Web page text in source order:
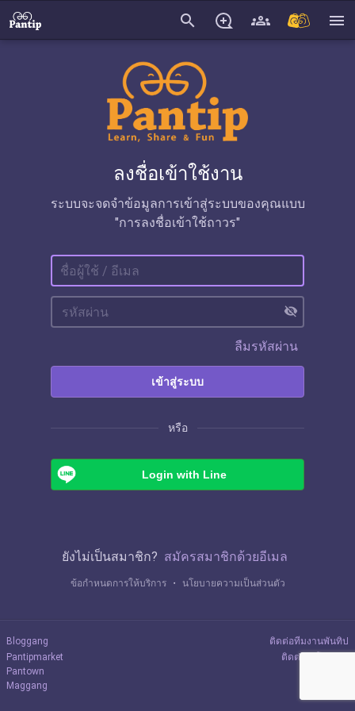
search menu
ลงชื่อเข้าใช้งาน
ระบบจะจดจำข้อมูลการเข้าสู่ระบบของคุณแบบ
"การลงชื่อเข้าใช้ถาวร"
visibility_off
ลืมรหัสผ่าน
เข้าสู่ระบบ
หรือ
Login with Line
ยังไม่เป็นสมาชิก? สมัครสมาชิกด้วยอีเมล
ข้อกำหนดการให้บริการ ・ นโยบายความเป็นส่วนตัว
Bloggang
Pantipmarket
Pantown
Maggang
ติดต่อทีมงานพันทิป
ติดต่อลงโฆษณา